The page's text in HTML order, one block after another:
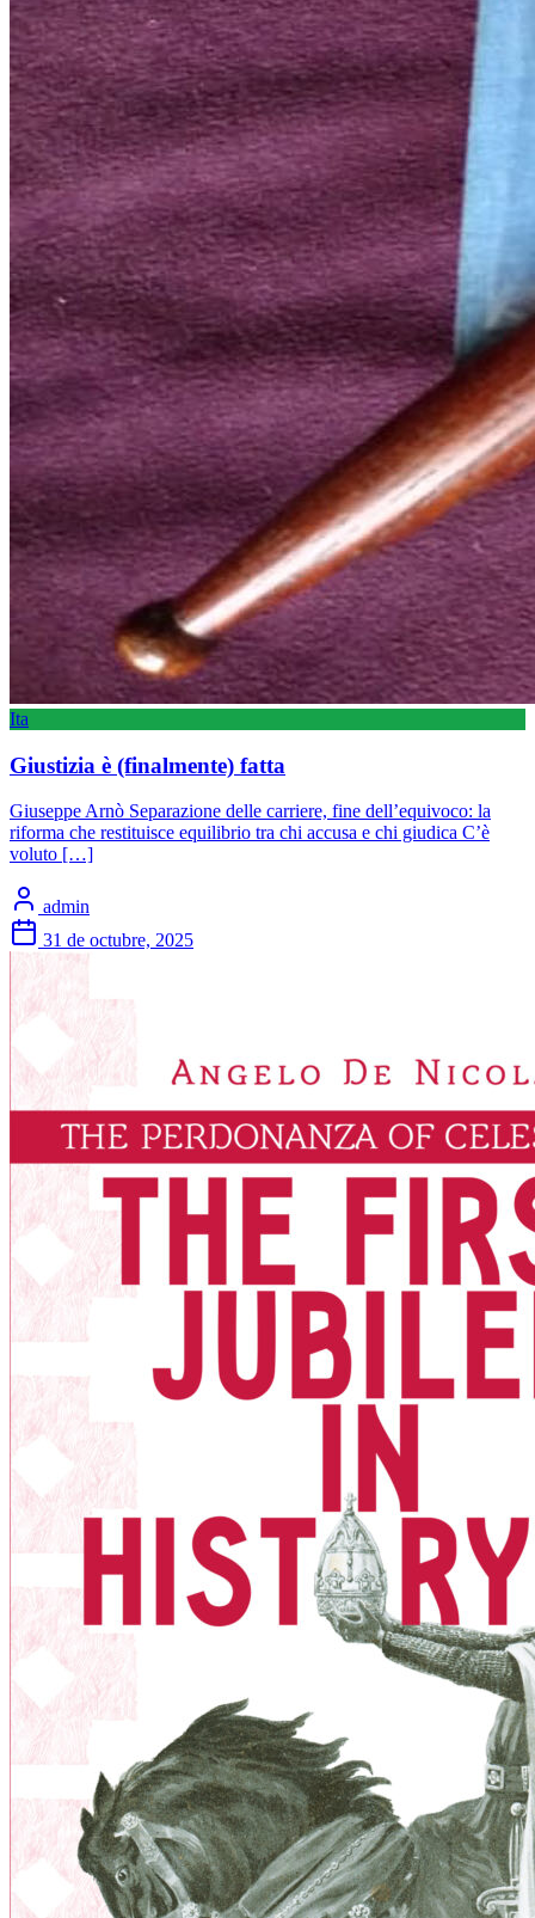
Ita
Giustizia è (finalmente) fatta
Giuseppe Arnò Separazione delle carriere, fine dell’equivoco: la
riforma che restituisce equilibrio tra chi accusa e chi giudica C’è
voluto […]
admin
31 de octubre, 2025